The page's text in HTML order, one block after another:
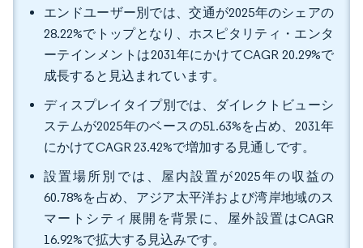
エンドユーザー別では、交通が2025年のシェアの
28.22%でトップとなり、ホスピタリティ・エンタ
ーテインメントは2031年にかけてCAGR 20.29%で
成長すると見込まれています。
ディスプレイタイプ別では、ダイレクトビューシ
ステムが2025年のベースの51.63%を占め、2031年
にかけてCAGR 23.42%で増加する見通しです。
設置場所別では、屋内設置が2025年の収益の
60.78%を占め、アジア太平洋および湾岸地域のス
マートシティ展開を背景に、屋外設置はCAGR
16.92%で拡大する見込みです。